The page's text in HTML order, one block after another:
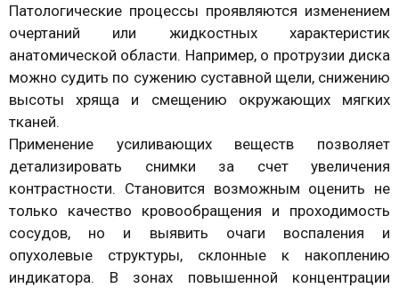
Патологические процессы проявляются изменением
очертаний или жидкостных характеристик
анатомической области. Например, о протрузии диска
можно судить по сужению суставной щели, снижению
высоты хряща и смещению окружающих мягких
тканей.
Применение усиливающих веществ позволяет
детализировать снимки за счет увеличения
контрастности. Становится возможным оценить не
только качество кровообращения и проходимость
сосудов, но и выявить очаги воспаления и
опухолевые структуры, склонные к накоплению
индикатора. В зонах повышенной концентрации